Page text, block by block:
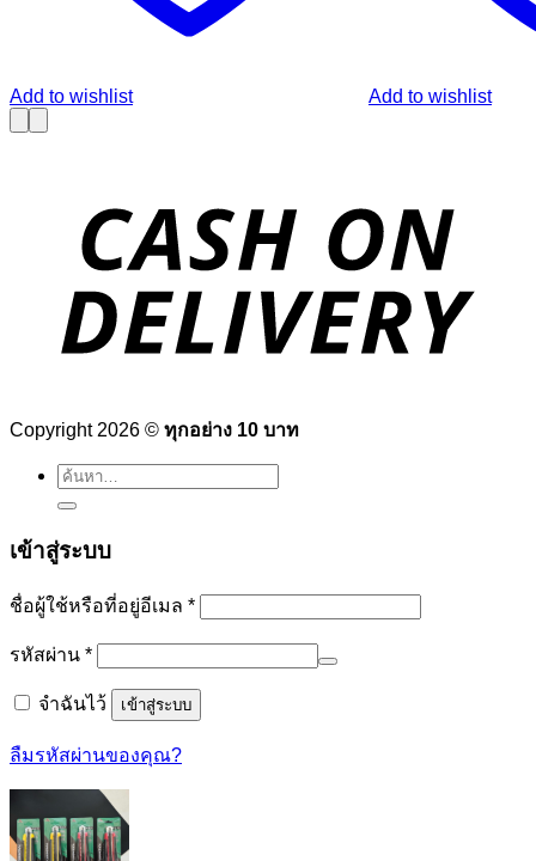
Add to wishlist Add to wishlist
Copyright 2026 © ทุกอย่าง 10 บาท
ค้นหา:
เข้าสู่ระบบ
ชื่อผู้ใช้หรือที่อยู่อีเมล *ต้องการ
รหัสผ่าน *ต้องการ
จำฉันไว้ เข้าสู่ระบบ
ลืมรหัสผ่านของคุณ?